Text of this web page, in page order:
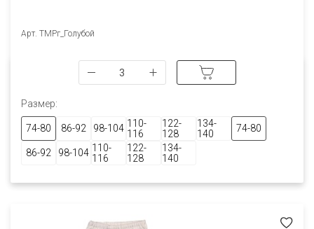
Арт. ТМРг_Голубой
Размер:
74-80 86-92 98-104 110-
116
122-
128
134-
140
74-80
86-92 98-104 110-
116
122-
128
134-
140